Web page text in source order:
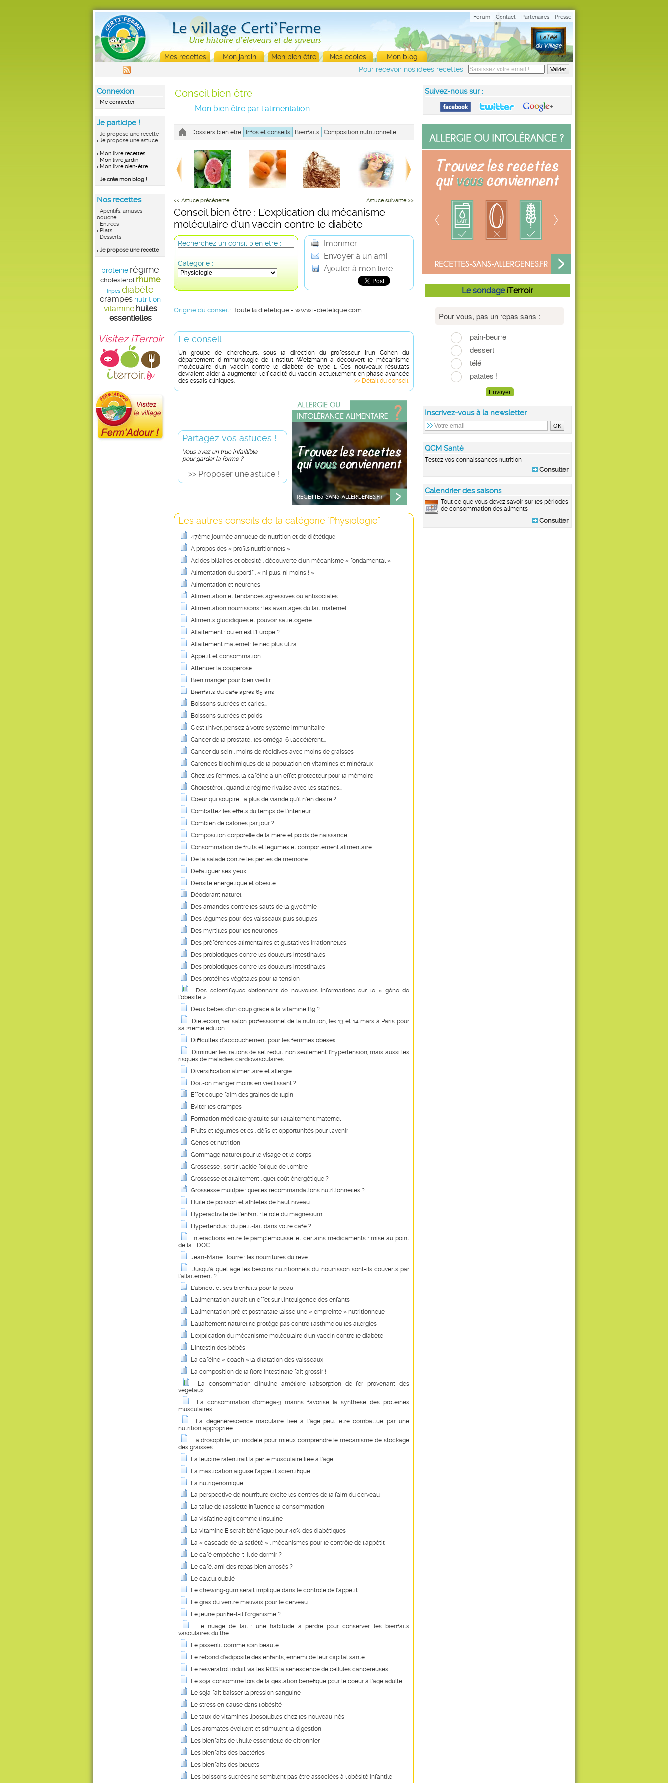
Forum - Contact - Partenaires - Presse
Mes recettes Mon jardin Mon bien être Mes écoles
Mon blog
Pour recevoir nos idées recettes :
Connexion
Me connecter
Je participe !
Je propose une recette
Je propose une astuce
Mon livre recettes
Mon livre jardin
Mon livre bien-être
Je crée mon blog !
Nos recettes
Apéritifs, amuses
bouche
Entrées
Plats
Desserts
Je propose une recette
protéine régime
cholestérol rhume
Inpes diabète
crampes nutrition
vitamine huiles
essentielles
Visitez iTerroir
Suivez-nous sur :
Le sondage iTerroir
Inscrivez-vous à la newsletter
QCM Santé
Testez vos connaissances nutrition
Consulter
Calendrier des saisons
Tout ce que vous devez savoir sur les périodes
de consommation des aliments !
Consulter
Conseil bien être
Mon bien être par l'alimentation
Dossiers bien être Infos et conseils Bienfaits Composition nutritionnelle
Astuce suivante >>
<< Astuce précédente
Conseil bien être : L'explication du mécanisme
moléculaire d'un vaccin contre le diabète
Recherchez un consil bien être :
Catégorie :
Imprimer
Envoyer à un ami
Ajouter à mon livre
Origine du conseil : Toute la diététique - www.i-dietetique.com
Le conseil
Un groupe de chercheurs, sous la direction du professeur Irun Cohen du
département d'Immunologie de l'Institut Weizmann a découvert le mécanisme
moléculaire d'un vaccin contre le diabète de type 1. Ces nouveaux résultats
devraient aider à augmenter l'efficacité du vaccin, actuellement en phase avancée
des essais cliniques.
>> Détail du conseil
Partagez vos astuces !
Vous avez un truc infaillible
pour garder la forme ?
>> Proposer une astuce !
Les autres conseils de la catégorie "Physiologie"
47ème journée annuelle de nutrition et de diététique
A propos des « profils nutritionnels »
Acides biliaires et obésité : découverte d'un mécanisme « fondamental »
Alimentation du sportif : « ni plus, ni moins ! »
Alimentation et neurones
Alimentation et tendances agressives ou antisociales
Alimentation nourrissons : les avantages du lait maternel
Aliments glucidiques et pouvoir satiétogène
Allaitement : où en est l'Europe ?
Allaitement maternel : le nec plus ultra...
Appétit et consommation...
Atténuer la couperose
Bien manger pour bien vieillir
Bienfaits du café après 65 ans
Boissons sucrées et caries...
Boissons sucrées et poids
C'est l'hiver, pensez à votre système immunitaire !
Cancer de la prostate : les oméga-6 l'accélèrent...
Cancer du sein : moins de récidives avec moins de graisses
Carences biochimiques de la population en vitamines et minéraux
Chez les femmes, la caféine a un effet protecteur pour la mémoire
Cholestérol : quand le régime rivalise avec les statines...
Coeur qui soupire... a plus de viande qu'il n'en désire ?
Combattez les effets du temps de l'intérieur
Combien de calories par jour ?
Composition corporelle de la mère et poids de naissance
Consommation de fruits et légumes et comportement alimentaire
De la salade contre les pertes de mémoire
Défatiguer ses yeux
Densité énergétique et obésité
Déodorant naturel
Des amandes contre les sauts de la glycémie
Des légumes pour des vaisseaux plus souples
Des myrtilles pour les neurones
Des préférences alimentaires et gustatives irrationnelles
Des probiotiques contre les douleurs intestinales
Des probiotiques contre les douleurs intestinales
Des protéines végétales pour la tension
Des scientifiques obtiennent de nouvelles informations sur le « gène de
l'obésité »
Deux bébés d'un coup grâce à la vitamine B9 ?
Dietecom, 1er salon professionnel de la nutrition, les 13 et 14 mars à Paris pour
sa 21ème édition
Difficultés d'accouchement pour les femmes obèses
Diminuer les rations de sel réduit non seulement l'hypertension, mais aussi les
risques de maladies cardiovasculaires
Diversification alimentaire et allergie
Doit-on manger moins en vieillissant ?
Effet coupe faim des graines de lupin
Eviter les crampes
Formation médicale gratuite sur l'allaitement maternel
Fruits et légumes et os : défis et opportunités pour l'avenir
Gènes et nutrition
Gommage naturel pour le visage et le corps
Grossesse : sortir l'acide folique de l'ombre
Grossesse et allaitement : quel coût énergétique ?
Grossesse multiple : quelles recommandations nutritionnelles ?
Huile de poisson et athlètes de haut niveau
Hyperactivité de l'enfant : le rôle du magnésium
Hypertendus : du petit-lait dans votre café ?
Interactions entre le pamplemousse et certains médicaments : mise au point
de la FDOC
Jean-Marie Bourre : les nourritures du rêve
Jusqu'à quel âge les besoins nutritionnels du nourrisson sont-ils couverts par
l'allaitement ?
L'abricot et ses bienfaits pour la peau
L'alimentation aurait un effet sur l'intelligence des enfants
L'alimentation pré et postnatale laisse une « empreinte » nutritionnelle
L'allaitement naturel ne protège pas contre l'asthme ou les allergies
L'explication du mécanisme moléculaire d'un vaccin contre le diabète
L'intestin des bébés
La caféine « coach » la dilatation des vaisseaux
La composition de la flore intestinale fait grossir !
La consommation d'inuline améliore l'absorption de fer provenant des
végétaux
La consommation d'oméga-3 marins favorise la synthèse des protéines
musculaires
La dégénérescence maculaire liée à l'âge peut être combattue par une
nutrition appropriée
La drosophile, un modèle pour mieux comprendre le mécanisme de stockage
des graisses
La leucine ralentirait la perte musculaire liée à l'âge
La mastication aiguise l'appétit scientifique
La nutrigénomique
La perspective de nourriture excite les centres de la faim du cerveau
La taille de l'assiette influence la consommation
La visfatine agit comme l'insuline
La vitamine E serait bénéfique pour 40% des diabétiques
La « cascade de la satiété » : mécanismes pour le contrôle de l'appétit
Le café empêche-t-il de dormir ?
Le café, ami des repas bien arrosés ?
Le calcul oublié
Le chewing-gum serait impliqué dans le contrôle de l'appétit
Le gras du ventre mauvais pour le cerveau
Le jeûne purifie-t-il l'organisme ?
Le nuage de lait : une habitude à perdre pour conserver les bienfaits
vasculaires du thé
Le pissenlit comme soin beauté
Le rebond d'adiposité des enfants, ennemi de leur capital santé
Le resvératrol induit via les ROS la sénescence de cellules cancéreuses
Le soja consommé lors de la gestation bénéfique pour le coeur à l'âge adulte
Le soja fait baisser la pression sanguine
Le stress en cause dans l'obésité
Le taux de vitamines liposolubles chez les nouveau-nés
Les aromates éveillent et stimulent la digestion
Les bienfaits de l'huile essentielle de citronnier
Les bienfaits des bactéries
Les bienfaits des bleuets
Les boissons sucrées ne semblent pas être associées à l'obésité infantile